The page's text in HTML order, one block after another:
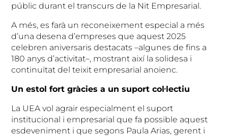
públic durant el transcurs de la Nit Empresarial.
A més, es farà un reconeixement especial a més
d’una desena d’empreses que aquest 2025
celebren aniversaris destacats –algunes de fins a
180 anys d’activitat–, mostrant així la solidesa i
continuïtat del teixit empresarial anoienc.
Un estol fort gràcies a un suport col·lectiu
La UEA vol agrair especialment el suport
institucional i empresarial que fa possible aquest
esdeveniment i que segons Paula Arias, gerent i